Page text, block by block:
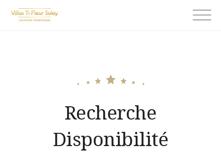
Recherche
Disponibilité